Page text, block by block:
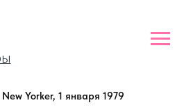
New Yorker, 1 января 1979